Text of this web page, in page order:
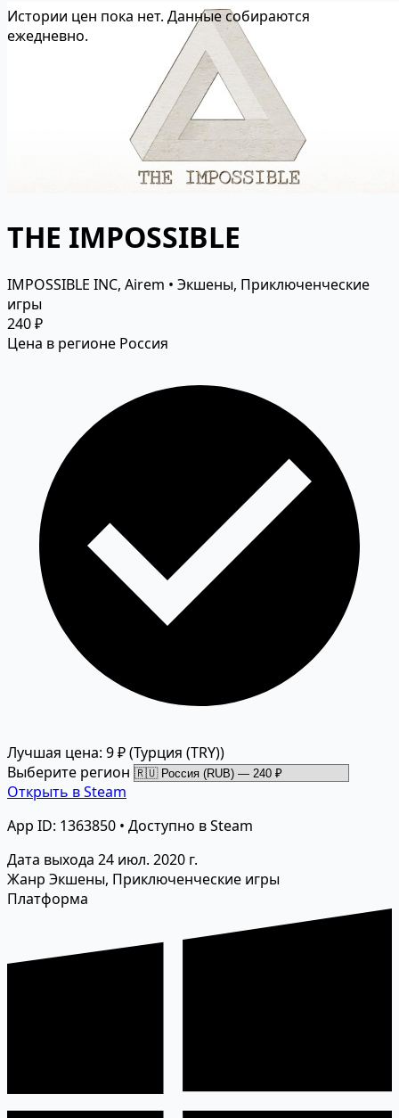
Истории цен пока нет. Данные собираются
ежедневно.
THE IMPOSSIBLE
IMPOSSIBLE INC, Airem • Экшены, Приключенческие
игры
240 ₽
Цена в регионе Россия
Лучшая цена: 9 ₽(Турция (TRY))
Выберите регион
Открыть в Steam
App ID: 1363850 • Доступно в Steam
Дата выхода 24 июл. 2020 г.
Жанр Экшены, Приключенческие игры
Платформа